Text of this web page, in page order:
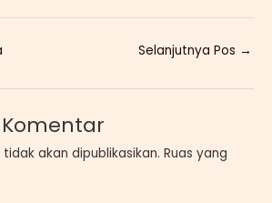
Selanjutnya Pos →
akan dipublikasikan. Ruas yang